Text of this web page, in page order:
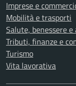
Imprese e
Mobilità e trasporti
Salute, benessere e
Tributi, finanze e
Turismo
Vita lavorativa